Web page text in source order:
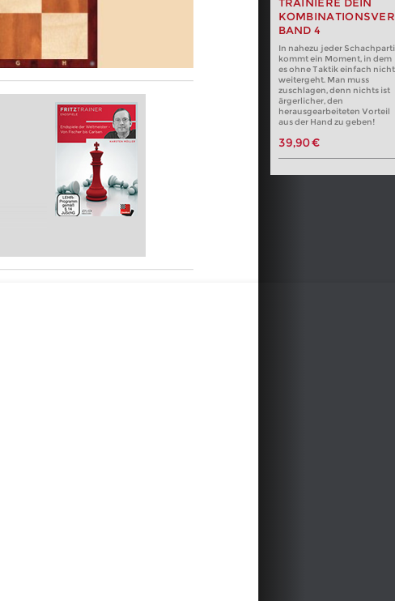
BAND 4
In nahezu jeder
kommt ein Moment, in dem
es ohne Taktik einfach nicht
weitergeht. Man muss
zuschlagen, denn nichts ist
ärgerlicher, den
herausgearbeiteten Vorteil
aus der Hand zu geben!
39,90 €